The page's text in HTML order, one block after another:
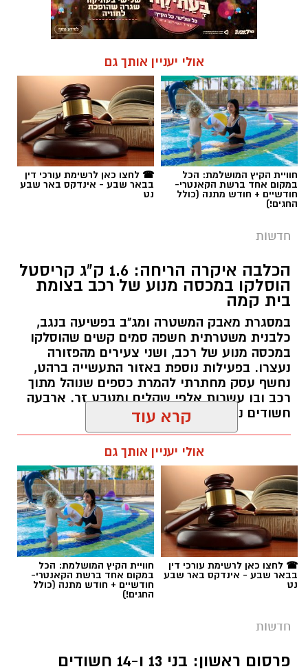
אולי יעניין אותך גם
חוויית הקיץ המושלמת: הכל
במקום אחד ברשת הקאנטרי-
חודשיים + חודש מתנה (כולל
החגים!)
☎ לחצו כאן לרשימת עורכי דין
בבאר שבע - אינדקס באר שבע
נט
חדשות
הכלבה איקרה הריחה: 1.6 ק"ג קריסטל
הוסלקו במכסה מנוע של רכב בצומת
בית קמה
במסגרת מאבק המשטרה ומג"ב בפשיעה בנגב,
כלבנית משטרתית חשפה סמים קשים שהוסלקו
במכסה מנוע של רכב, ושני צעירים מהפזורה
נעצרו. בפעילות נוספת באזור התעשייה ברהט,
נחשף עסק מחתרתי להמרת כספים שנוהל מתוך
רכב ובו עשרות אלפי שקלים ומטבע זר. ארבעה
חשודים נעצרו בסך הכל.
תגים:משטרה
קרא עוד
אולי יעניין אותך גם
☎ לחצו כאן לרשימת עורכי דין
בבאר שבע - אינדקס באר שבע
נט
חוויית הקיץ המושלמת: הכל
במקום אחד ברשת הקאנטרי-
חודשיים + חודש מתנה (כולל
החגים!)
חדשות
פרסום ראשון: בני 13 ו-14 חשודים